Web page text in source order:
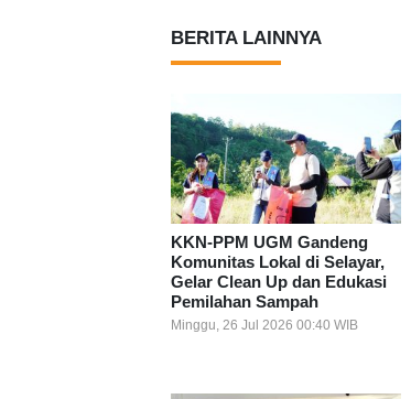
BERITA LAINNYA
KKN-PPM UGM Gandeng
Komunitas Lokal di Selayar,
Gelar Clean Up dan Edukasi
Pemilahan Sampah
Minggu, 26 Jul 2026 00:40 WIB